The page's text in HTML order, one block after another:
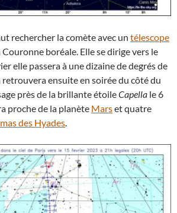
rechercher la comète avec un télescope
boréale. Elle se dirige vers le
elle passera à une dizaine de degrés de
retrouvera ensuite en soirée du côté du
près de la brillante étoileCapella le 6
proche de la planète Marset quatre
des Hyades.